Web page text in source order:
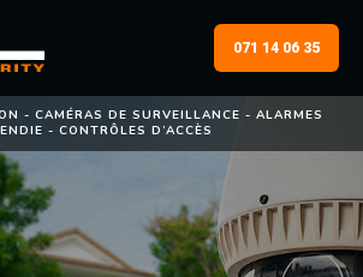
071 14 06 35
- CAMÉRAS DE SURVEILLANCE - ALARMES
- CONTRÔLES D’ACCÈS